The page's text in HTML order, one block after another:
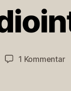
1 Kommentarzu